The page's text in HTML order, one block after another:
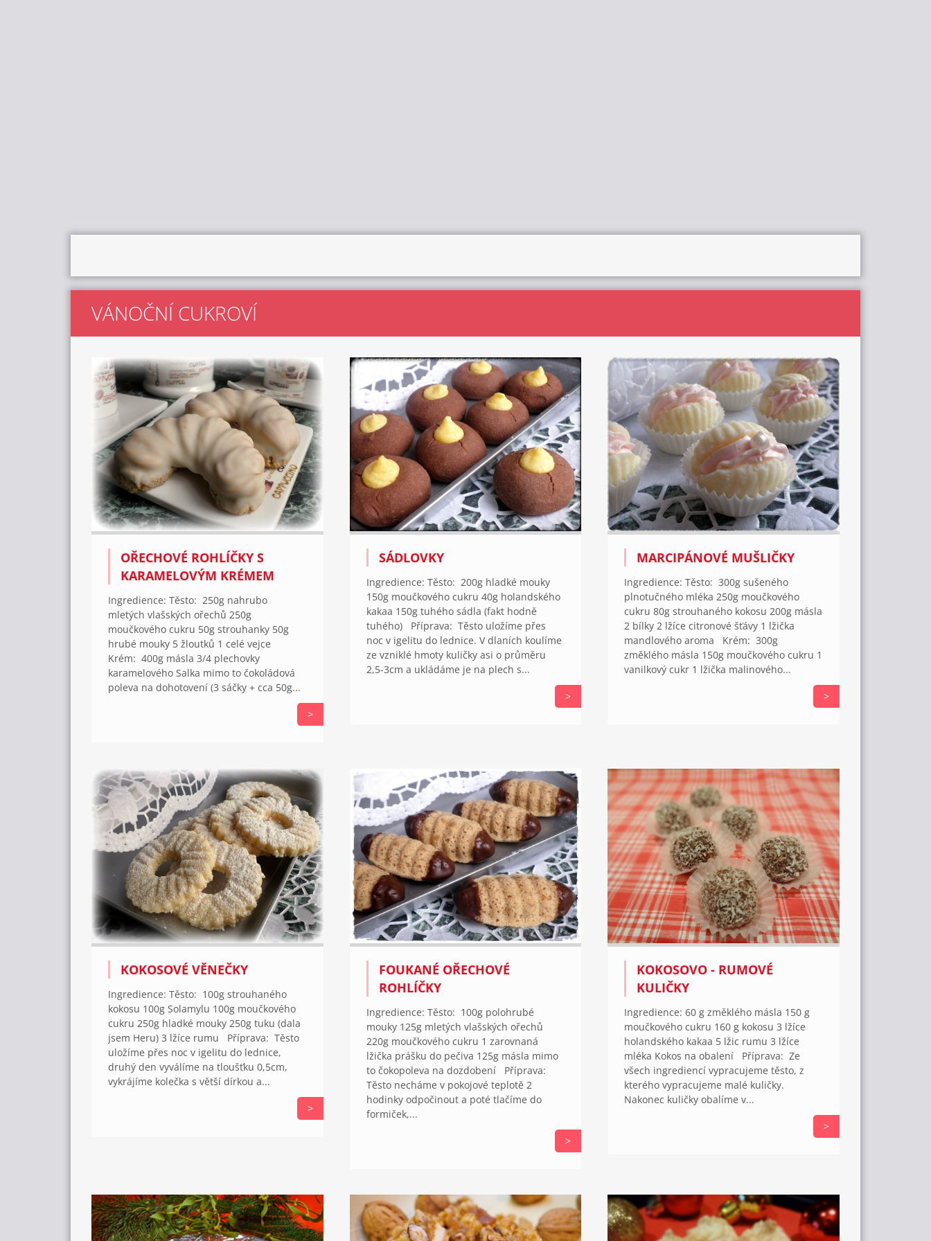
VÁNOČNÍ CUKROVÍ
OŘECHOVÉ ROHLÍČKY S
KARAMELOVÝM KRÉMEM
Ingredience: Těsto: 250g nahrubo
mletých vlašských ořechů 250g
moučkového cukru 50g strouhanky 50g
hrubé mouky 5 žloutků 1 celé vejce
Krém: 400g másla 3/4 plechovky
karamelového Salka mimo to čokoládová
poleva na dohotovení (3 sáčky + cca 50g...
>
SÁDLOVKY
Ingredience: Těsto: 200g hladké mouky
150g moučkového cukru 40g holandského
kakaa 150g tuhého sádla (fakt hodně
tuhého) Příprava: Těsto uložíme přes
noc v igelitu do lednice. V dlaních koulíme
ze vzniklé hmoty kuličky asi o průměru
2,5-3cm a ukládáme je na plech s...
>
MARCIPÁNOVÉ MUŠLIČKY
Ingredience: Těsto: 300g sušeného
plnotučného mléka 250g moučkového
cukru 80g strouhaného kokosu 200g másla
2 bílky 2 lžíce citronové šťávy 1 lžička
mandlového aroma Krém: 300g
změklého másla 150g moučkového cukru 1
vanilkový cukr 1 lžička malinového...
>
KOKOSOVÉ VĚNEČKY
Ingredience: Těsto: 100g strouhaného
kokosu 100g Solamylu 100g moučkového
cukru 250g hladké mouky 250g tuku (dala
jsem Heru) 3 lžíce rumu Příprava: Těsto
uložíme přes noc v igelitu do lednice,
druhý den vyválíme na tloušťku 0,5cm,
vykrájíme kolečka s větší dírkou a...
>
FOUKANÉ OŘECHOVÉ
ROHLÍČKY
Ingredience: Těsto: 100g polohrubé
mouky 125g mletých vlašských ořechů
220g moučkového cukru 1 zarovnaná
lžička prášku do pečiva 125g másla mimo
to čokopoleva na dozdobení Příprava:
Těsto necháme v pokojové teplotě 2
hodinky odpočinout a poté tlačíme do
formiček,...
>
KOKOSOVO - RUMOVÉ
KULIČKY
Ingredience: 60 g změklého másla 150 g
moučkového cukru 160 g kokosu 3 lžíce
holandského kakaa 5 lžic rumu 3 lžíce
mléka Kokos na obalení Příprava: Ze
všech ingrediencí vypracujeme těsto, z
kterého vypracujeme malé kuličky.
Nakonec kuličky obalíme v...
>